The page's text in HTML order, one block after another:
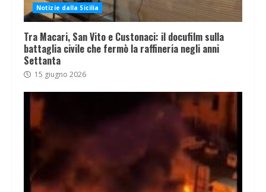
Notizie dalla Sicilia
Tra Macari, San Vito e Custonaci: il docufilm sulla
battaglia civile che fermò la raffineria negli anni
Settanta
15 giugno 2026